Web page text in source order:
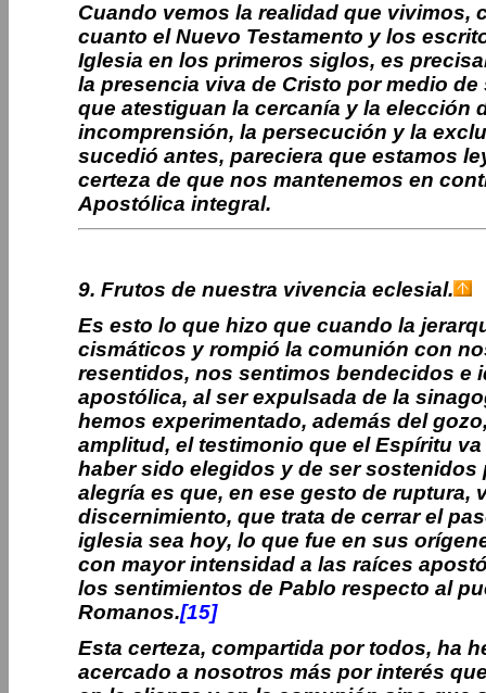
Cuando vemos la realidad que vivimos,
cuanto el Nuevo Testamento y los
Iglesia en los primeros siglos, es
la presencia viva de Cristo por medio
que atestiguan la cercanía y la elección
incomprensión, la persecución y la
sucedió antes, pareciera que estamos
certeza de que nos mantenemos en
Apostólica integral.
9. Frutos de nuestra vivencia eclesial.
Es esto lo que hizo que cuando la
cismáticos y rompió la comunión con
resentidos, nos sentimos bendecidos e
apostólica, al ser expulsada de la
hemos experimentado, además del
amplitud, el testimonio que el Espíritu
haber sido elegidos y de ser sostenidos
alegría es que, en ese gesto de ruptura,
discernimiento, que trata de cerrar el
iglesia sea hoy, lo que fue en sus
con mayor intensidad a las raíces
los sentimientos de Pablo respecto al
Romanos.[15]
Esta certeza, compartida por todos, ha
acercado a nosotros más por interés